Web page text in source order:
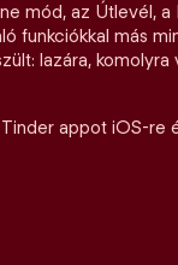
mód, az Útlevél, a
funkciókkal más
lazára, komolyra
appot iOS-re